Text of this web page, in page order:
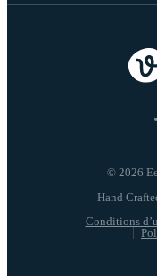
© 2026
Conditions